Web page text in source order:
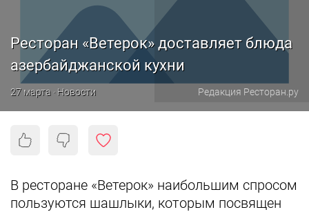
Ресторан «Ветерок» доставляет блюда
азербайджанской кухни
27 марта · Новости Редакция Ресторан.ру
В ресторане «Ветерок» наибольшим спросом
пользуются шашлыки, которым посвящен